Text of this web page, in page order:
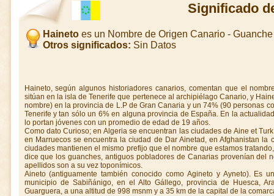
Significado
Hainetoes un Nombre de Origen Canario -
Otros significados: Sin Datos
Haineto, según algunos historiadores canarios, comentan que el
sitúan en la isla de Tenerife que pertenece al archipiélago Canario, y
nombre) en la provincia de L.P de Gran Canaria y un 74% (90 personas
Tenerife y tan sólo un 6% en alguna provincia de España. En la
lo portan jóvenes con un promedio de edad de 19 años.
Como dato Curioso; en Algeria se encuentran las ciudades de Aine et
en Marruecos se encuentra la ciudad de Dar Ainetad, en Afghanistan la
ciudades mantienen el mismo prefijo que el nombre que estamos
dice que los guanches, antiguos pobladores de Canarias provenían del
apellidos son a su vez toponímicos.
Aineto (antiguamente también conocido como Agineto y Ayneto). Es
municipio de Sabiñánigo, en el Alto Gállego, provincia de Huesca,
Guarguera, a una altitud de 998 msnm y a 35 km de la capital de la